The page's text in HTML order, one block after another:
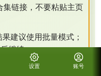
设置 账号
接，不要粘贴主页
议使用批量模式；
继续。
前设置清晰度、格